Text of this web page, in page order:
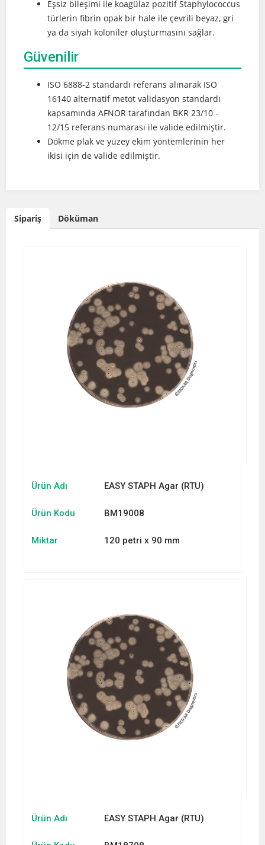
Eşsiz bileşimi ile koagülaz pozitif Staphylococcus
türlerin fibrin opak bir hale ile çevrili beyaz, gri
ya da siyah koloniler oluşturmasını sağlar.
Güvenilir
ISO 6888-2 standardı referans alınarak ISO
16140 alternatif metot validasyon standardı
kapsamında AFNOR tarafından BKR 23/10 -
12/15 referans numarası ile valide edilmiştir.
Dökme plak ve yüzey ekim yöntemlerinin her
ikisi için de valide edilmiştir.
Sipariş Döküman
Ürün Adı EASY STAPH Agar (RTU)
Ürün Kodu BM19008
Miktar 120 petri x 90 mm
Ürün Adı EASY STAPH Agar (RTU)